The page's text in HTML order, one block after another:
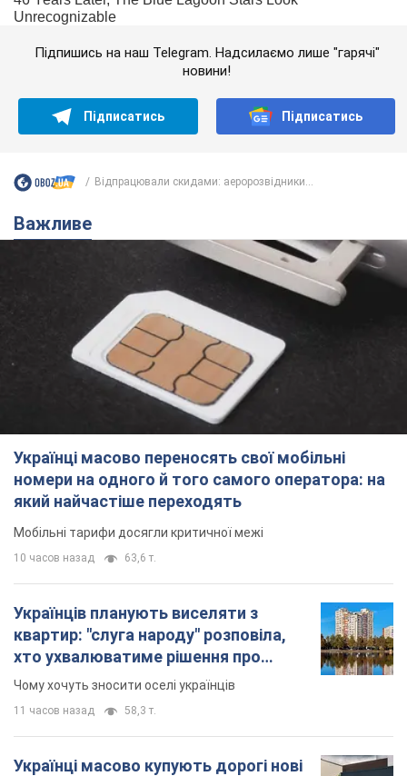
Підпишись на наш Telegram. Надсилаємо лише "гарячі"
новини!
Підписатись Підписатись
Відпрацювали скидами: аеророзвідники...
Важливе
Українці масово переносять свої мобільні
номери на одного й того самого оператора: на
який найчастіше переходять
Мобільні тарифи досягли критичної межі
10 часов назад 63,6 т.
Українців планують виселяти з
квартир: "слуга народу" розповіла,
хто ухвалюватиме рішення про
знесення будинків
Чому хочуть зносити оселі українців
11 часов назад 58,3 т.
Українці масово купують дорогі нові